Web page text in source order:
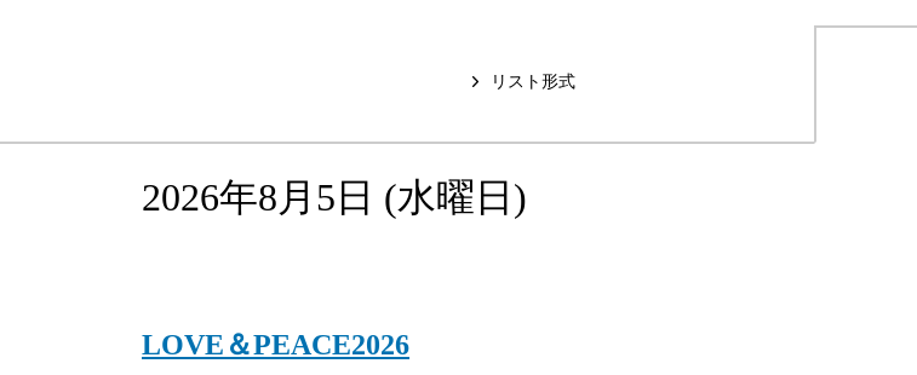
リスト形式
2026年8月5日 (水曜日 )
LOVE＆PEACE2026